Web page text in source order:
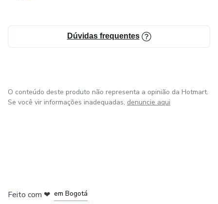
Dúvidas frequentes
O conteúdo deste produto não representa a opinião da Hotmart.
Se você vir informações inadequadas, denuncie aqui
Feito com ❤ em Bogotá